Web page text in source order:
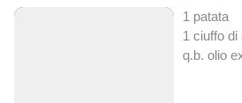
1 patata
1 ciuffo di
q.b. olio